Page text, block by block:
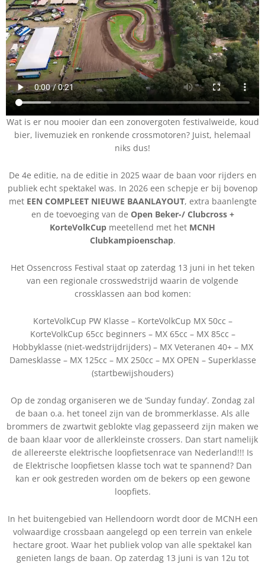
Wat is er nou mooier dan een zonovergoten festivalweide, koud
bier, livemuziek en ronkende crossmotoren? Juist, helemaal
niks dus!
De 4e editie, na de editie in 2025 waar de baan voor rijders en
publiek echt spektakel was. In 2026 een schepje er bij bovenop
met EEN COMPLEET NIEUWE BAANLAYOUT, extra baanlengte
en de toevoeging van de Open Beker-/ Clubcross +
KorteVolkCup meetellend met het MCNH
Clubkampioenschap.
Het Ossencross Festival staat op zaterdag 13 juni in het teken
van een regionale crosswedstrijd waarin de volgende
crossklassen aan bod komen:
KorteVolkCup PW Klasse – KorteVolkCup MX 50cc –
KorteVolkCup 65cc beginners – MX 65cc – MX 85cc –
Hobbyklasse (niet-wedstrijdrijders) – MX Veteranen 40+ – MX
Damesklasse – MX 125cc – MX 250cc – MX OPEN – Superklasse
(startbewijshouders)
Op de zondag organiseren we de ‘Sunday funday’. Zondag zal
de baan o.a. het toneel zijn van de brommerklasse. Als alle
brommers de zwartwit geblokte vlag gepasseerd zijn maken we
de baan klaar voor de allerkleinste crossers. Dan start namelijk
de allereerste elektrische loopfietsenrace van Nederland!!! Is
de Elektrische loopfietsen klasse toch wat te spannend? Dan
kan er ook gestreden worden om de bekers op een gewone
loopfiets.
In het buitengebied van Hellendoorn wordt door de MCNH een
volwaardige crossbaan aangelegd op een terrein van enkele
hectare groot. Waar het publiek volop van alle spektakel kan
genieten langs de baan. Op zaterdag 13 juni is van 12u tot